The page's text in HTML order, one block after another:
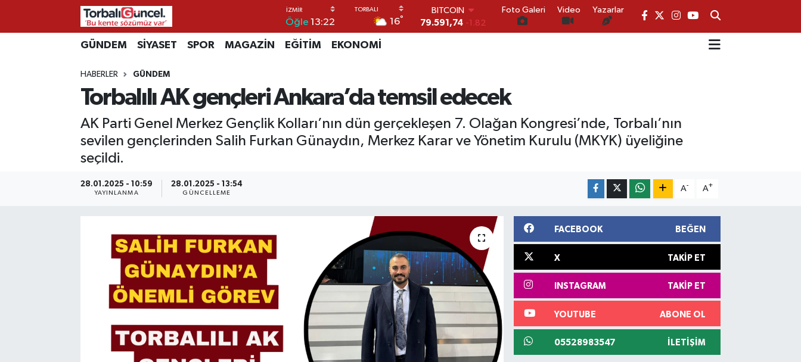
Öğle 13:22 16°
DOLAR
45,43620 0.02
G.ALTIN
6862,09000 0.19
14.598,00 0
Foto Galeri Video Yazarlar
GÜNDEM SİYASET SPOR MAGAZİN EĞİTİM EKONOMİ
HABERLER GÜNDEM
Torbalılı AK gençleri Ankara’da temsil edecek
AK Parti Genel Merkez Gençlik Kolları’nın dün gerçekleşen 7. Olağan Kongresi’nde, Torbalı’nın
sevilen gençlerinden Salih Furkan Günaydın, Merkez Karar ve Yönetim Kurulu (MKYK) üyeliğine
seçildi.
28.01.2025 - 10:59
YAYINLANMA
28.01.2025 - 13:54
GÜNCELLEME
A- A+
FACEBOOK BEĞEN
X TAKIP ET
INSTAGRAM TAKIP ET
YOUTUBE ABONE OL
05528983547 İLETIŞIM
İzmir Nöbetçi Eczaneler
İzmir Hava Durumu
İzmir Namaz Vakitleri
İzmir Trafik Yoğunluk Haritası
Süper Lig Puan Durumu ve Fikstür
Tüm Manşetler